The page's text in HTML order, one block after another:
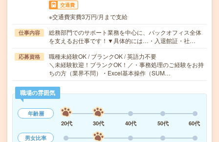
交通費
※交通費実費3万円/月まで支給
仕事内容
総務部門でのサポート業務を中心に、バックオフィス全体
を支えるお仕事です！▼具体的には…・入退館証・社…
応募資格
職種未経験OK / ブランクOK / 英語力不要
＼未経験歓迎！ブランクOK！／・事務処理のご経験をお持
ちの方（業界不問）・Excel基本操作（SUM…
職場の雰囲気
年齢層
20代
30代 40代 50代
60代
男女比率